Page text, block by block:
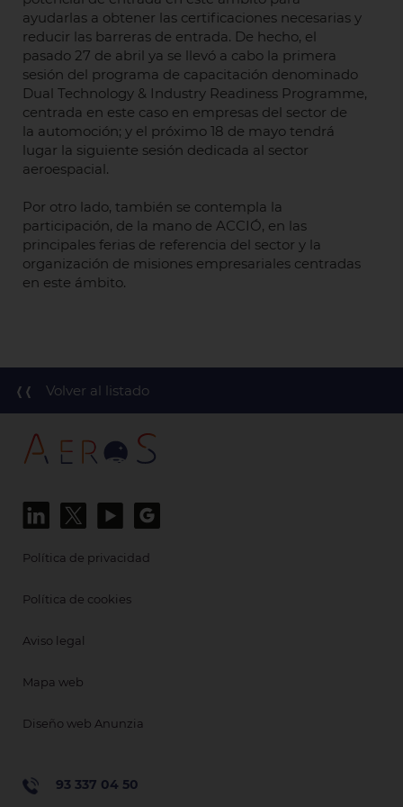
ayudarlas a obtener las certificaciones necesarias y
reducir las barreras de entrada. De hecho, el
pasado 27 de abril ya se llevó a cabo la primera
sesión del programa de capacitación denominado
Dual Technology & Industry Readiness Programme,
centrada en este caso en empresas del sector de
la automoción; y el próximo 18 de mayo tendrá
lugar la siguiente sesión dedicada al sector
aeroespacial.
Por otro lado, también se contempla la
participación, de la mano de ACCIÓ, en las
principales ferias de referencia del sector y la
organización de misiones empresariales centradas
en este ámbito.
Volver al listado
Política de privacidad
Política de cookies
Aviso legal
Mapa web
Diseño web Anunzia
93 337 04 50